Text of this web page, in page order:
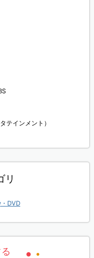
テインメント）
リ
DVD